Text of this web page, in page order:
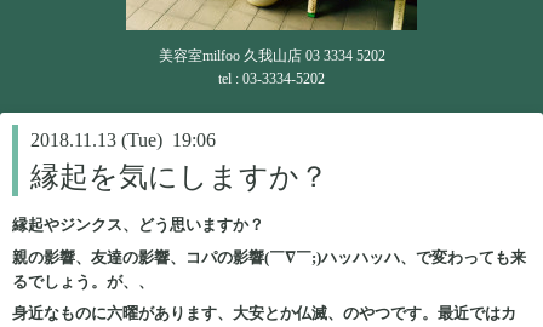
美容室milfoo 久我山店 03 3334 5202
tel : 03-3334-5202
2018.11.13 (Tue) 19:06
縁起を気にしますか？
縁起やジンクス、どう思いますか？
親の影響、友達の影響、コパの影響(￣∇￣;)ハッハッハ、で変わっても来
るでしょう。が、、
身近なものに六曜があります、大安とか仏滅、のやつです。最近ではカ